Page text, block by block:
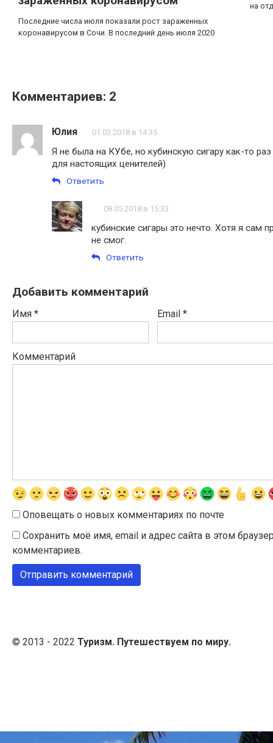
Последние числа июля показали рост зараженных
коронавирусом в Сочи. В последний день июля 2020
на
Комментариев: 2
Юлия 01.03.2018 в 14:35
Я не была на КУбе, но кубинскую сигару как-то
для настоящих ценителей)
Ответить
08.05.2018 в 15:33
кубинские сигары это нечто. Хотя я сам
не смог.
Ответить
Добавить комментарий
Имя * Email *
Комментарий
Оповещать о новых комментариях по почте
Сохранить моё имя, email и адрес сайта в этом
комментариев.
© 2013 - 2022 Туризм. Путешествуем по миру.